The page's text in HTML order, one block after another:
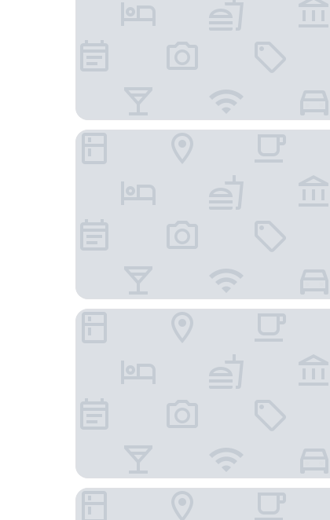
โรงแรมรมวูดแมเบล
เอลกอน ไฮทส์ โมเทล แอนด์ สปา
Citizen Cafe & Chambers